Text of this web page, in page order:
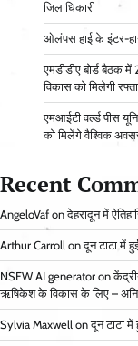
जिलाधिकारी
ओलंपस हाई के इंटर-
एमडीडीए बोर्ड बैठक में
विकास को मिलेगी
एमआईटी वर्ल्ड पीस
को मिलेंगे वैश्विक
Recent
AngeloVaf onदेहरादून में
Arthur Carroll onदून टाटा में
NSFW AI generator on
ऋषिकेश के विकास के लिए –
Sylvia Maxwell onदून टाटा